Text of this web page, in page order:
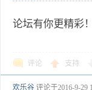
论坛有你更精彩！
评论 支持
欢乐谷 评论于2016-9-29